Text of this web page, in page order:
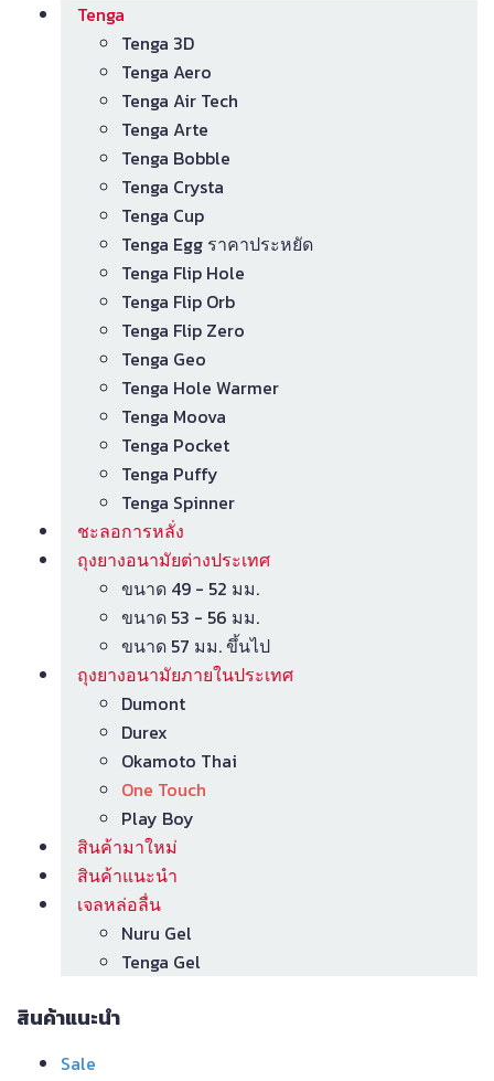
Tenga
Tenga 3D
Tenga Aero
Tenga Air Tech
Tenga Arte
Tenga Bobble
Tenga Crysta
Tenga Cup
Tenga Egg ราคาประหยัด
Tenga Flip Hole
Tenga Flip Orb
Tenga Flip Zero
Tenga Geo
Tenga Hole Warmer
Tenga Moova
Tenga Pocket
Tenga Puffy
Tenga Spinner
ชะลอการหลั่ง
ถุงยางอนามัยต่างประเทศ
ขนาด 49 - 52 มม.
ขนาด 53 - 56 มม.
ขนาด 57 มม. ขึ้นไป
ถุงยางอนามัยภายในประเทศ
Dumont
Durex
Okamoto Thai
One Touch
Play Boy
สินค้ามาใหม่
สินค้าแนะนำ
เจลหล่อลื่น
Nuru Gel
Tenga Gel
สินค้าแนะนำ
Sale